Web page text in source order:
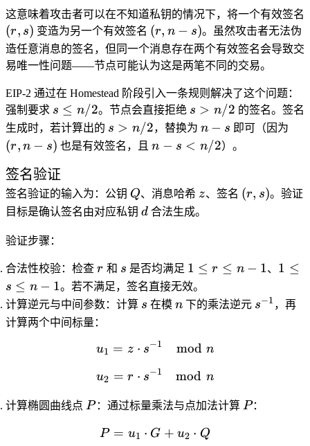
Q =
u_1
\cdot
G -
u_2
\cdot
Q
这意味着攻击者可以在不知道私钥的情况下，将一个有效签名
(r,
s)
(r, s) 变造为另一个有效签名 (r,
n-
s)
(r, n − s)。虽然攻击者无法伪
造任意消息的签名，但同一个消息存在两个有效签名会导致交
易唯一性问题——节点可能认为这是两笔不同的交易。
EIP-2 通过在 Homestead 阶段引入一条规则解决了这个问题：
强制要求 s
\leq
n/2
s ≤ n/2。节点会直接拒绝 s >
n/2
s > n/2 的签名。签名
生成时，若计算出的 s >
n/2
s > n/2，替换为 n
-
n − s 即可（因为
(r, n − s) 也是有效签名，且n -
n − s < n/2）。
签名验证
签名验证的输入为：公钥 Q
Q、消息哈希 z
z、签名 (r,
(r, s)。验证
目标是确认签名由对应私钥 d
d 合法生成。
验证步骤：
合法性校验：检查 r
r 和 s
s 是否均满足 1
\leq
r
\leq
1 ≤ r ≤ n − 1、 1
\leq
1 ≤
s ≤ n − 1。若不满足，签名直接无效。
计算逆元与中间参数：计算 s
s 在模 n
n 下的乘法逆元 s^{-1}
s−1 ，再
计算两个中间标量：
u_1 = z \cdot s^{-1}
u1 = z ⋅ s−1 mod n
u_2 = r \cdot s^{-1}
u2 = r ⋅ s−1 mod n
计算椭圆曲线点 P
P：通过标量乘法与点加法计算 P
P：
P = u_1 \cdot G + u_2
P = u1 ⋅ G + u2 ⋅ Q